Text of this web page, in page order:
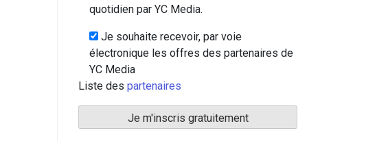
quotidien par YC Media.
Je souhaite recevoir, par voie
électronique les offres des partenaires de
YC Media
Liste des partenaires